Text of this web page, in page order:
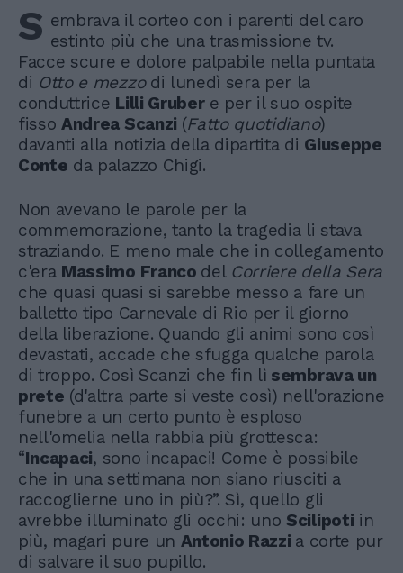
S embrava il corteo con i parenti del caro
estinto più che una trasmissione tv.
Facce scure e dolore palpabile nella puntata
di Otto e mezzodi lunedì sera per la
conduttrice Lilli Grubere per il suo ospite
fissoAndrea Scanzi (Fatto quotidiano)
davanti alla notizia della dipartita di Giuseppe
Conte da palazzo Chigi.
Non avevano le parole per la
commemorazione, tanto la tragedia li stava
straziando. E meno male che in collegamento
c'era Massimo Franco del Corriere della Sera
che quasi quasi si sarebbe messo a fare un
balletto tipo Carnevale di Rio per il giorno
della liberazione. Quando gli animi sono così
devastati, accade che sfugga qualche parola
di troppo. Così Scanzi che fin lì sembrava un
prete (d'altra parte si veste così) nell'orazione
funebre a un certo punto è esploso
nell'omelia nella rabbia più grottesca:
“Incapaci, sono incapaci! Come è possibile
che in una settimana non siano riusciti a
raccoglierne uno in più?”. Sì, quello gli
avrebbe illuminato gli occhi: uno Scilipoti in
più, magari pure un Antonio Razzi a corte pur
di salvare il suo pupillo.